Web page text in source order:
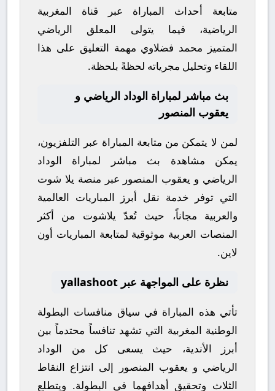
متابعة أحداث المباراة عبر قناة المغربية
الرياضية، فيما يتولى المعلق الرياضي
المتميز محمد فضلاوي مهمة التعليق على هذا
اللقاء وتحليل مجرياته لحظةً بلحظة.
بث مباشر لمباراة الوداد الرياضي و
يعقوب المنصور
لمن لا يتمكن من متابعة المباراة عبر التلفزيون،
يمكن مشاهدة بث مباشر لمباراة الوداد
الرياضي و يعقوب المنصور عبر منصة يلا شوت
التي توفر خدمة نقل أبرز المباريات العالمية
والعربية مجاناً، حيث تُعدّ يلاشوت من أكثر
المنصات العربية موثوقية لمتابعة المباريات أون
لاين.
نظرة على المواجهة عبر yallashoot
تأتي هذه المباراة في سياق منافسات البطولة
الوطنية المغربية التي تشهد تنافساً محتدماً بين
أبرز الأندية، حيث يسعى كل من الوداد
الرياضي و يعقوب المنصور
إلى انتزاع النقاط
الثلاث وتحقيق أهدافهما في البطولة. ويتطلع